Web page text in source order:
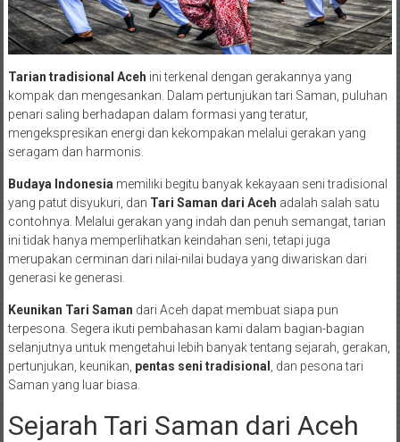
Tarian tradisional Aceh ini terkenal dengan gerakannya yang
kompak dan mengesankan. Dalam pertunjukan tari Saman, puluhan
penari saling berhadapan dalam formasi yang teratur,
mengekspresikan energi dan kekompakan melalui gerakan yang
seragam dan harmonis.
Budaya Indonesia memiliki begitu banyak kekayaan seni tradisional
yang patut disyukuri, dan Tari Saman dari Aceh adalah salah satu
contohnya. Melalui gerakan yang indah dan penuh semangat, tarian
ini tidak hanya memperlihatkan keindahan seni, tetapi juga
merupakan cerminan dari nilai-nilai budaya yang diwariskan dari
generasi ke generasi.
Keunikan Tari Saman dari Aceh dapat membuat siapa pun
terpesona. Segera ikuti pembahasan kami dalam bagian-bagian
selanjutnya untuk mengetahui lebih banyak tentang sejarah, gerakan,
pertunjukan, keunikan, pentas seni tradisional
, dan pesona tari
Saman yang luar biasa.
Sejarah Tari Saman dari Aceh